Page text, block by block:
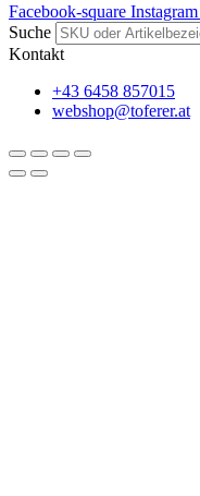
Facebook-square Instagram
Suche
Kontakt
+43 6458 857015
webshop@toferer.at